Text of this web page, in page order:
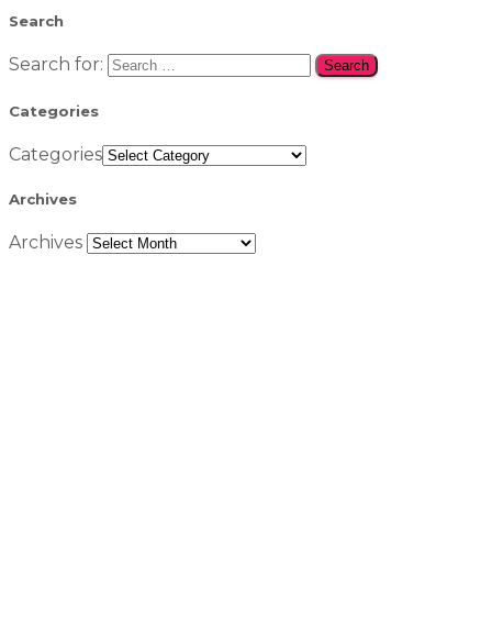
Search
Search for:
Categories
Categories
Archives
Archives